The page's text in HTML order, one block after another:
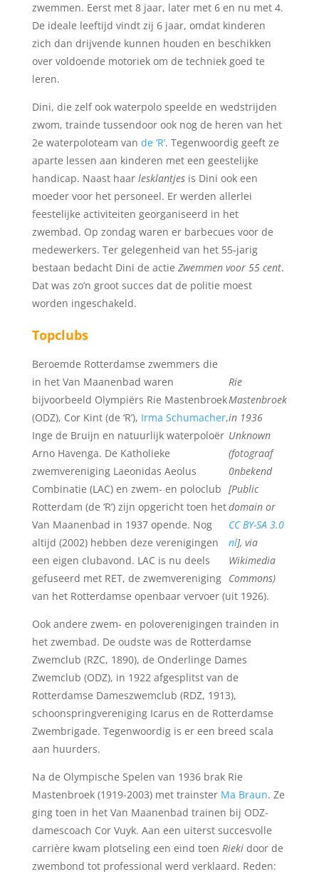
zwemmen. Eerst met 8 jaar, later met 6 en nu met 4.
De ideale leeftijd vindt zij 6 jaar, omdat kinderen
zich dan drijvende kunnen houden en beschikken
over voldoende motoriek om de techniek goed te
leren.
Dini, die zelf ook waterpolo speelde en wedstrijden
zwom, trainde tussendoor ook nog de heren van het
2e waterpoloteam van de ‘R’. Tegenwoordig geeft ze
aparte lessen aan kinderen met een geestelijke
handicap. Naast haar lesklantjesis Dini ook een
moeder voor het personeel. Er werden allerlei
feestelijke activiteiten georganiseerd in het
zwembad. Op zondag waren er barbecues voor de
medewerkers. Ter gelegenheid van het 55-jarig
bestaan bedacht Dini de actie Zwemmen voor 55 cent.
Dat was zo’n groot succes dat de politie moest
worden ingeschakeld.
Topclubs
Rie
Mastenbroek
in 1936
Unknown
(fotograaf
0nbekend
[Public
domain or
CC BY-SA 3.0
nl], via
Wikimedia
Commons)
Beroemde Rotterdamse zwemmers die
in het Van Maanenbad waren
bijvoorbeeld Olympiërs Rie Mastenbroek
(ODZ), Cor Kint (de ‘R’), Irma Schumacher,
Inge de Bruijn en natuurlijk waterpoloër
Arno Havenga. De Katholieke
zwemvereniging Laeonidas Aeolus
Combinatie (LAC) en zwem- en poloclub
Rotterdam (de ‘R’) zijn opgericht toen het
Van Maanenbad in 1937 opende. Nog
altijd (2002) hebben deze verenigingen
een eigen clubavond. LAC is nu deels
gefuseerd met RET, de zwemvereniging
van het Rotterdamse openbaar vervoer (uit 1926).
Ook andere zwem- en poloverenigingen trainden in
het zwembad. De oudste was de Rotterdamse
Zwemclub (RZC, 1890), de Onderlinge Dames
Zwemclub (ODZ), in 1922 afgesplitst van de
Rotterdamse Dameszwemclub (RDZ, 1913),
schoonspringvereniging Icarus en de Rotterdamse
Zwembrigade. Tegenwoordig is er een breed scala
aan huurders.
Na de Olympische Spelen van 1936 brak Rie
Mastenbroek (1919-2003) met trainster Ma Braun. Ze
ging toen in het Van Maanenbad trainen bij ODZ-
damescoach Cor Vuyk. Aan een uiterst succesvolle
carrière kwam plotseling een eind toen Riekidoor de
zwembond tot professional werd verklaard. Reden: